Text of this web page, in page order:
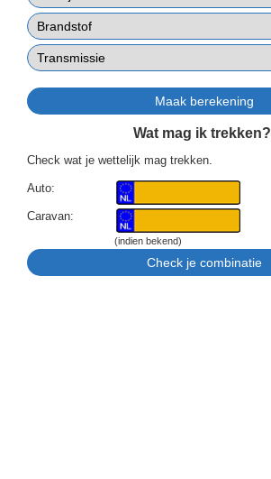
Wat mag ik trekken?
Check wat je wettelijk mag trekken.
Auto:
Caravan:
(indien bekend)